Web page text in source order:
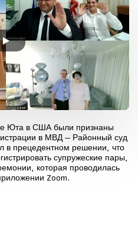
Юта в США были признаны
в МВД — Районный суд
в прецедентном решении, что
супружеские пары,
которая проводилась
Zoom.